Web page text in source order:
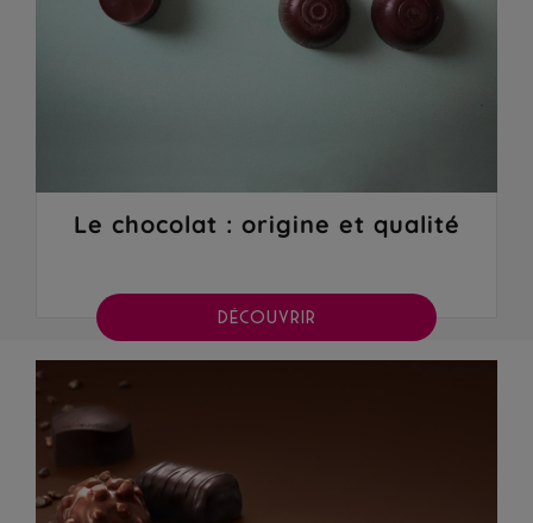
Le chocolat : origine et qualité
DÉCOUVRIR